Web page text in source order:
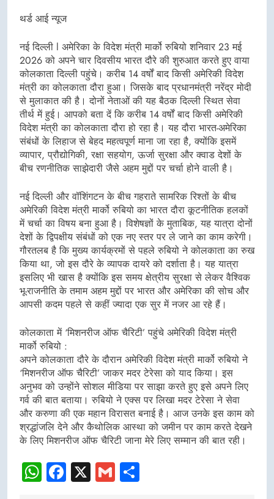
थर्ड आई न्यूज
नई दिल्ली l अमेरिका के विदेश मंत्री मार्को रुबियो शनिवार 23 मई
2026 को अपने चार दिवसीय भारत दौरे की शुरुआत करते हुए वाया
कोलकाता दिल्ली पहुंचे। करीब 14 वर्षों बाद किसी अमेरिकी विदेश
मंत्री का कोलकाता दौरा हुआ। जिसके बाद प्रधानमंत्री नरेंद्र मोदी
से मुलाकात की है। दोनों नेताओं की यह बैठक दिल्ली स्थित सेवा
तीर्थ में हुई। आपको बता दें कि करीब 14 वर्षों बाद किसी अमेरिकी
विदेश मंत्री का कोलकाता दौरा हो रहा है। यह दौरा भारत-अमेरिका
संबंधों के लिहाज से बेहद महत्वपूर्ण माना जा रहा है, क्योंकि इसमें
व्यापार, प्रौद्योगिकी, रक्षा सहयोग, ऊर्जा सुरक्षा और क्वाड देशों के
बीच रणनीतिक साझेदारी जैसे अहम मुद्दों पर चर्चा होने वाली है।
नई दिल्ली और वॉशिंगटन के बीच गहराते सामरिक रिश्तों के बीच
अमेरिकी विदेश मंत्री मार्को रुबियो का भारत दौरा कूटनीतिक हलकों
में चर्चा का विषय बना हुआ है। विशेषज्ञों के मुताबिक, यह यात्रा दोनों
देशों के द्विपक्षीय संबंधों को एक नए स्तर पर ले जाने का काम करेगी।
गौरतलब है कि मुख्य कार्यक्रमों से पहले रुबियो ने कोलकाता का रुख
किया था, जो इस दौरे के व्यापक दायरे को दर्शाता है। यह यात्रा
इसलिए भी खास है क्योंकि इस समय क्षेत्रीय सुरक्षा से लेकर वैश्विक
भू-राजनीति के तमाम अहम मुद्दों पर भारत और अमेरिका की सोच और
आपसी कदम पहले से कहीं ज्यादा एक सुर में नजर आ रहे हैं।
कोलकाता में ‘मिशनरीज ऑफ चैरिटी’ पहुंचे अमेरिकी विदेश मंत्री
मार्को रुबियो :
अपने कोलकाता दौरे के दौरान अमेरिकी विदेश मंत्री मार्को रुबियो ने
‘मिशनरीज ऑफ चैरिटी’ जाकर मदर टेरेसा को याद किया। इस
अनुभव को उन्होंने सोशल मीडिया पर साझा करते हुए इसे अपने लिए
गर्व की बात बताया। रुबियो ने एक्स पर लिखा मदर टेरेसा ने सेवा
और करुणा की एक महान विरासत बनाई है। आज उनके इस काम को
श्रद्धांजलि देने और कैथोलिक आस्था को जमीन पर काम करते देखने
के लिए मिशनरीज ऑफ चैरिटी जाना मेरे लिए सम्मान की बात रही।
WhatsApp
Facebook
X Gmail